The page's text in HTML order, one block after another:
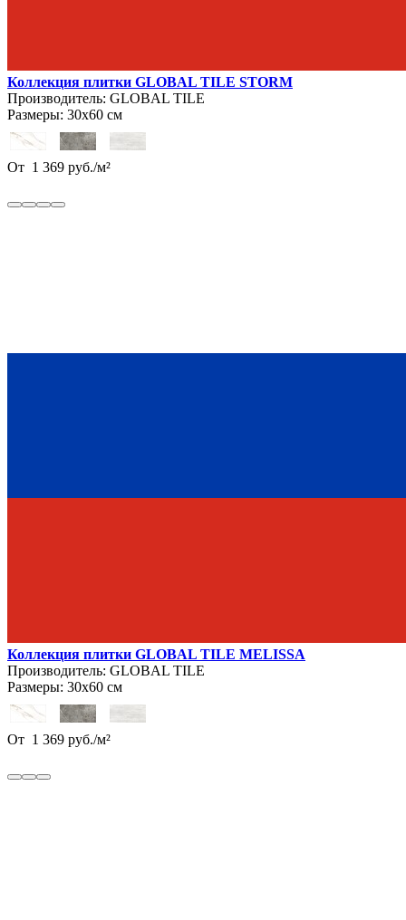
Коллекция плитки GLOBAL TILE STORM
Производитель: GLOBAL TILE
Размеры: 30х60 см
От 1 369 руб./м²
Коллекция плитки GLOBAL TILE MELISSA
Производитель: GLOBAL TILE
Размеры: 30х60 см
От 1 369 руб./м²